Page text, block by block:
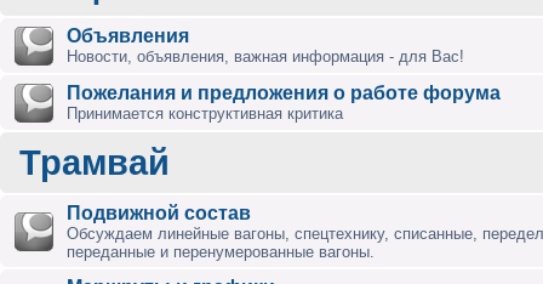
Объявления
Новости, объявления, важная информация - для Вас!
Пожелания и предложения о работе форума
Принимается конструктивная критика
Трамвай
Подвижной состав
Обсуждаем линейные вагоны, спецтехнику, списанные,
переданные и перенумерованные вагоны.